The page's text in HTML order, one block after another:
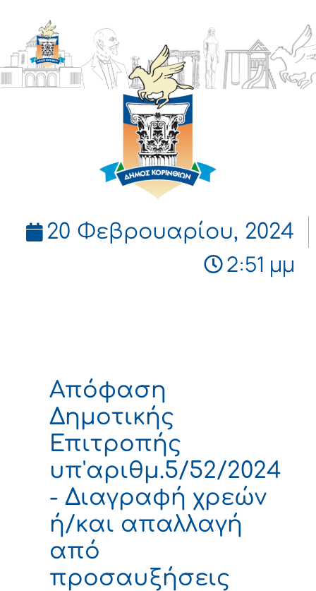
ΔΗΜΟΣ
ΚΟΡΙΝΘΙΩΝ
20 Φεβρουαρίου, 2024
2:51 μμ
Απόφαση
Δημοτικής
Επιτροπής
υπ'αριθμ.5/52/2024
- Διαγραφή χρεών
ή/και απαλλαγή
από
προσαυξήσεις